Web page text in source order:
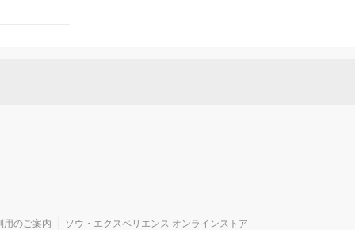
用のご案内 ソウ・エクスペリエンス オンラインストア